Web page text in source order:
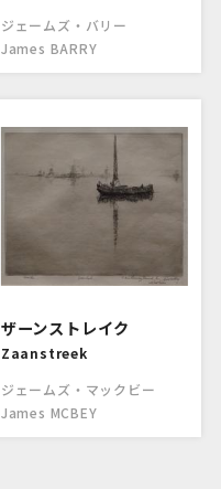
ジェームズ・バリー
James BARRY
ザーンストレイク
Zaanstreek
ジェームズ・マックビー
James MCBEY